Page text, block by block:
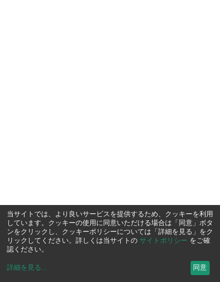
当サイトでは、より良いサービスを提供するため、クッキーを利用
しています。クッキーの使用に同意いただける場合は「同意」ボタ
ンをクリックし、クッキーポリシーについては「詳細を見る」をク
リックしてください。詳しくは当サイトの サイトポリシー をご確
認ください。
詳細を見る ... 同意